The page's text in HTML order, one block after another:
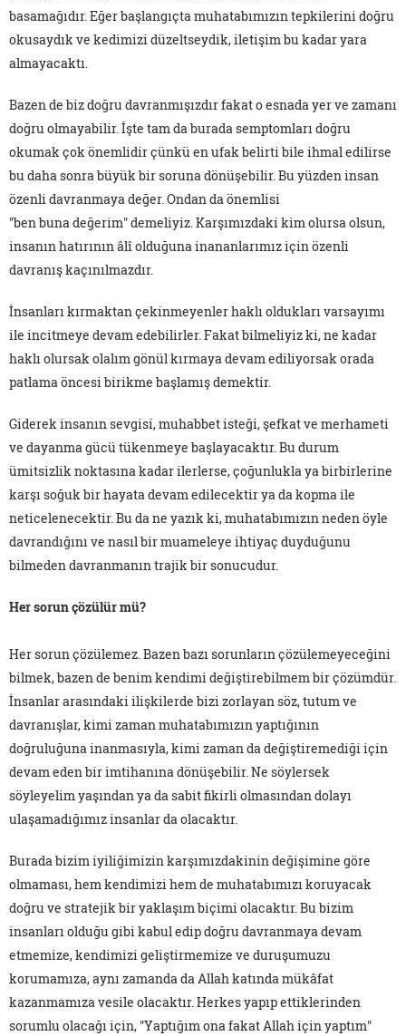
basamağıdır. Eğer başlangıçta muhatabımızın tepkilerini doğru
okusaydık ve kedimizi düzeltseydik, iletişim bu kadar yara
almayacaktı.
Bazen de biz doğru davranmışızdır fakat o esnada yer ve zamanı
doğru olmayabilir. İşte tam da burada semptomları doğru
okumak çok önemlidir çünkü en ufak belirti bile ihmal edilirse
bu daha sonra büyük bir soruna dönüşebilir. Bu yüzden insan
özenli davranmaya değer. Ondan da önemlisi
"ben buna değerim" demeliyiz. Karşımızdaki kim olursa olsun,
insanın hatırının âlî olduğuna inananlarımız için özenli
davranış kaçınılmazdır.
İnsanları kırmaktan çekinmeyenler haklı oldukları varsayımı
ile incitmeye devam edebilirler. Fakat bilmeliyiz ki, ne kadar
haklı olursak olalım gönül kırmaya devam ediliyorsak orada
patlama öncesi birikme başlamış demektir.
Giderek insanın sevgisi, muhabbet isteği, şefkat ve merhameti
ve dayanma gücü tükenmeye başlayacaktır. Bu durum
ümitsizlik noktasına kadar ilerlerse, çoğunlukla ya birbirlerine
karşı soğuk bir hayata devam edilecektir ya da kopma ile
neticelenecektir. Bu da ne yazık ki, muhatabımızın neden öyle
davrandığını ve nasıl bir muameleye ihtiyaç duyduğunu
bilmeden davranmanın trajik bir sonucudur.
Her sorun çözülür mü?
Her sorun çözülemez. Bazen bazı sorunların çözülemeyeceğini
bilmek, bazen de benim kendimi değiştirebilmem bir çözümdür.
İnsanlar arasındaki ilişkilerde bizi zorlayan söz, tutum ve
davranışlar, kimi zaman muhatabımızın yaptığının
doğruluğuna inanmasıyla, kimi zaman da değiştiremediği için
devam eden bir imtihanına dönüşebilir. Ne söylersek
söyleyelim yaşından ya da sabit fikirli olmasından dolayı
ulaşamadığımız insanlar da olacaktır.
Burada bizim iyiliğimizin karşımızdakinin değişimine göre
olmaması, hem kendimizi hem de muhatabımızı koruyacak
doğru ve stratejik bir yaklaşım biçimi olacaktır. Bu bizim
insanları olduğu gibi kabul edip doğru davranmaya devam
etmemize, kendimizi geliştirmemize ve duruşumuzu
korumamıza, aynı zamanda da Allah katında mükâfat
kazanmamıza vesile olacaktır. Herkes yapıp ettiklerinden
sorumlu olacağı için, "Yaptığım ona fakat Allah için yaptım"